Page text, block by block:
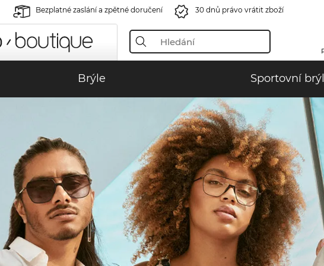
Bezplatné zaslání a zpětné doručení 30 dnů právo vrátit zboží
Brýle Sportovní